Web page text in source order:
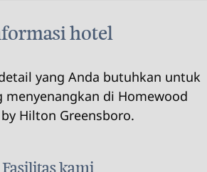
hotel
yang Anda butuhkan untuk
menyenangkan di Homewood
Hilton Greensboro.
Fasilitas kami